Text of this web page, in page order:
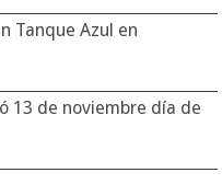
Tanque Azul en
13 de noviembre día de